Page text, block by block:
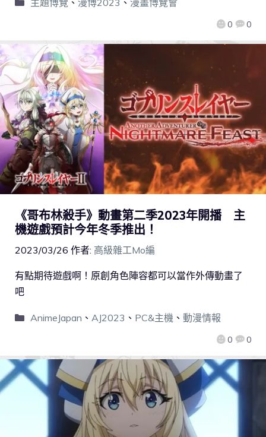
0 0
主題博覽 、 漫博2023 、 漫畫博覽會
《哥布林殺手》動畫第二季2023年開播 主
機遊戲預計今年冬季推出！
2023/03/26 作者: 高級雜工Mo編
0 0
有點期待遊戲啊！原創角色陣容都可以當作外傳動畫了
吧
AnimeJapan 、 AJ2023 、 PC&主機、 動漫情報